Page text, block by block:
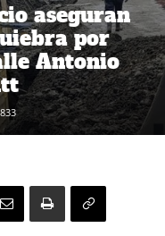
aseguran
por
Antonio
833